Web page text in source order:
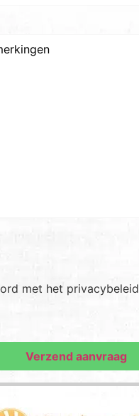
* met het privacybeleid